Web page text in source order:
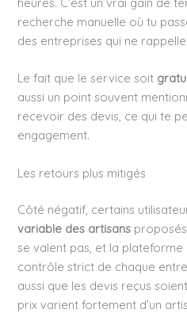
recherche manuelle où tu
des entreprises qui ne
Le fait que le service soit
aussi un point souvent
recevoir des devis, ce qui te
engagement.
Les retours plus mitigés
Côté négatif, certains
variable des artisans
se valent pas, et la
contrôle strict de chaque
aussi que les devis reçus soient
prix varient fortement d’un